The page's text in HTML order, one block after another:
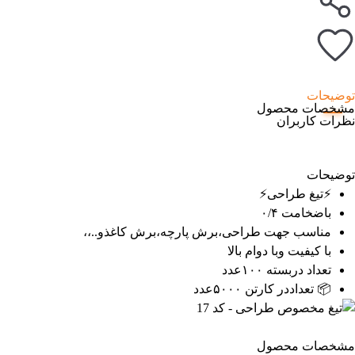
توضیحات
مشخصات محصول
نظرات کاربران
توضیحات
⚡تیغ طراحی⚡
باضخامت ۰/۴
مناسب جهت طراحی،برش پارچه،برش کاغذو..،،
با کیفیت وبا دوام بالا
تعداد دربسته ۱۰۰عدد
📦 تعداددر کارتن ۵۰۰۰عدد
مشخصات محصول